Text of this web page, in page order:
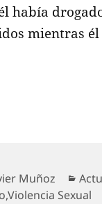
había
mientras
Pelicot
Muñoz
,Violencia Sexual